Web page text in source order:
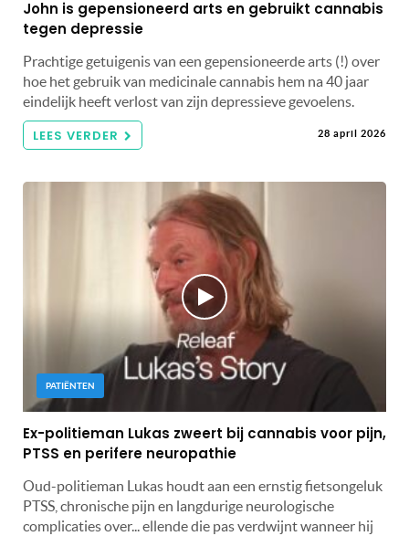
John is gepensioneerd arts en gebruikt cannabis
tegen depressie
Prachtige getuigenis van een gepensioneerde arts (!) over
hoe het gebruik van medicinale cannabis hem na 40 jaar
eindelijk heeft verlost van zijn depressieve gevoelens.
LEES VERDER 28 april 2026
PATIËNTEN
Ex-politieman Lukas zweert bij cannabis voor pijn,
PTSS en perifere neuropathie
Oud-politieman Lukas houdt aan een ernstig fietsongeluk
PTSS, chronische pijn en langdurige neurologische
complicaties over... ellende die pas verdwijnt wanneer hij